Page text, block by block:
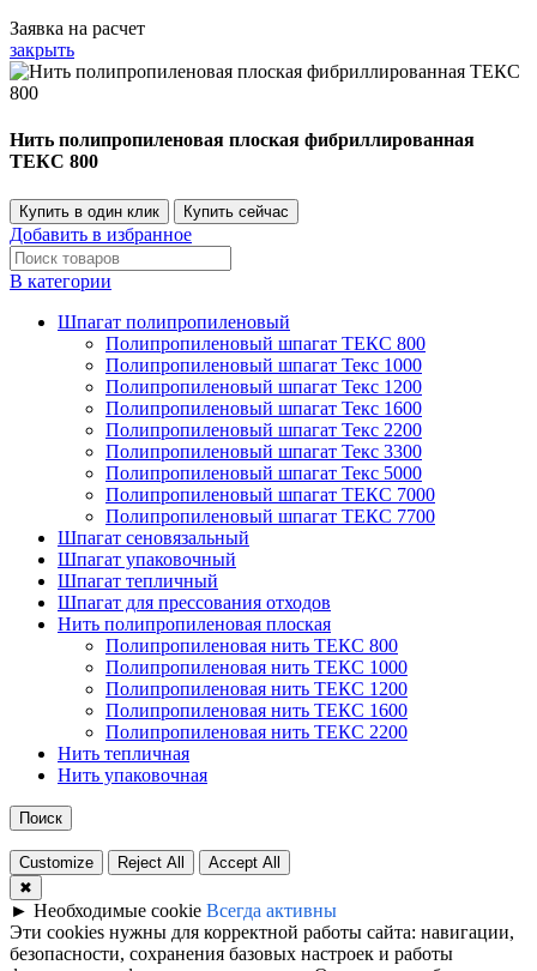
Заявка на расчет
закрыть
Нить полипропиленовая плоская фибриллированная
ТЕКС 800
Купить в один клик Купить сейчас
Добавить в избранное
В категории
Шпагат полипропиленовый
Полипропиленовый шпагат ТЕКС 800
Полипропиленовый шпагат Текс 1000
Полипропиленовый шпагат Текс 1200
Полипропиленовый шпагат Текс 1600
Полипропиленовый шпагат Текс 2200
Полипропиленовый шпагат Текс 3300
Полипропиленовый шпагат Текс 5000
Полипропиленовый шпагат ТЕКС 7000
Полипропиленовый шпагат ТЕКС 7700
Шпагат сеновязальный
Шпагат упаковочный
Шпагат тепличный
Шпагат для прессования отходов
Нить полипропиленовая плоская
Полипропиленовая нить ТЕКС 800
Полипропиленовая нить ТЕКС 1000
Полипропиленовая нить ТЕКС 1200
Полипропиленовая нить ТЕКС 1600
Полипропиленовая нить ТЕКС 2200
Нить тепличная
Нить упаковочная
Поиск
Customize Reject All
Accept All
✖
► Необходимые cookie Всегда активны
Эти cookies нужны для корректной работы сайта: навигации,
безопасности, сохранения базовых настроек и работы